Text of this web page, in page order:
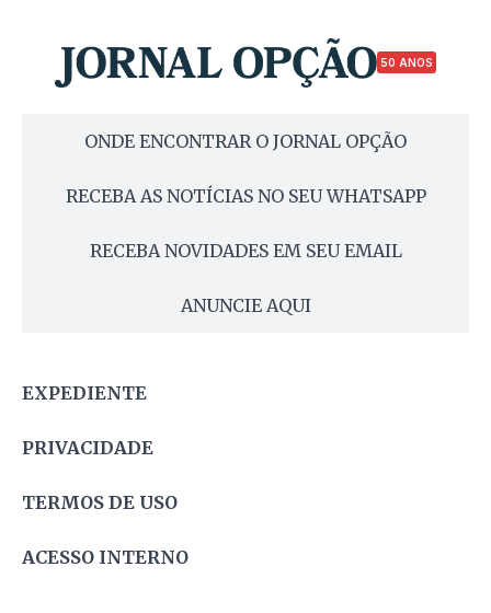
50 ANOS
ONDE ENCONTRAR O JORNAL OPÇÃO
RECEBA AS NOTÍCIAS NO SEU WHATSAPP
RECEBA NOVIDADES EM SEU EMAIL
ANUNCIE AQUI
EXPEDIENTE
PRIVACIDADE
TERMOS DE USO
ACESSO INTERNO